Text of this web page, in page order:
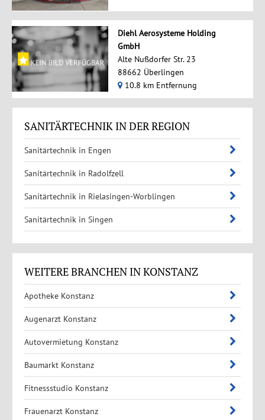
Diehl Aerosysteme Holding
GmbH
Alte Nußdorfer Str. 23
88662 Überlingen
10.8 km Entfernung
SANITÄRTECHNIK IN DER REGION
Sanitärtechnik in Engen
Sanitärtechnik in Radolfzell
Sanitärtechnik in Rielasingen-Worblingen
Sanitärtechnik in Singen
WEITERE BRANCHEN IN KONSTANZ
Apotheke Konstanz
Augenarzt Konstanz
Autovermietung Konstanz
Baumarkt Konstanz
Fitnessstudio Konstanz
Frauenarzt Konstanz